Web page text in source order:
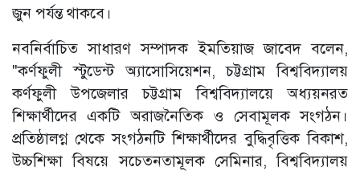
জুন পর্যন্ত থাকবে।
নবনির্বাচিত সাধারণ সম্পাদক ইমতিয়াজ জাবেদ বলেন,
"কর্ণফুলী স্টুডেন্ট অ্যাসোসিয়েশন, চট্টগ্রাম বিশ্ববিদ্যালয়
কর্ণফুলী উপজেলার চট্টগ্রাম বিশ্ববিদ্যালয়ে অধ্যয়নরত
শিক্ষার্থীদের একটি অরাজনৈতিক ও সেবামূলক সংগঠন।
প্রতিষ্ঠালগ্ন থেকে সংগঠনটি শিক্ষার্থীদের বুদ্ধিবৃত্তিক বিকাশ,
উচ্চশিক্ষা বিষয়ে সচেতনতামূলক সেমিনার, বিশ্ববিদ্যালয়